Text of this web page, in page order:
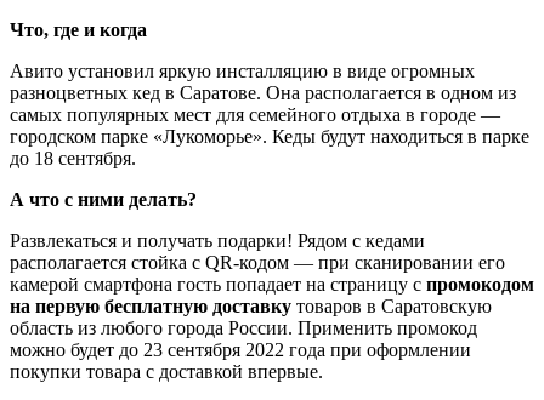
Что, где и когда
Авито установил яркую инсталляцию в виде огромных
разноцветных кед в Саратове. Она располагается в одном из
самых популярных мест для семейного отдыха в городе —
городском парке «Лукоморье». Кеды будут находиться в парке
до 18 сентября.
А что с ними делать?
Развлекаться и получать подарки! Рядом с кедами
располагается стойка с QR-кодом — при сканировании его
камерой смартфона гость попадает на страницу с промокодом
на первую бесплатную доставку товаров в Саратовскую
область из любого города России. Применить промокод
можно будет до 23 сентября 2022 года при оформлении
покупки товара с доставкой впервые.